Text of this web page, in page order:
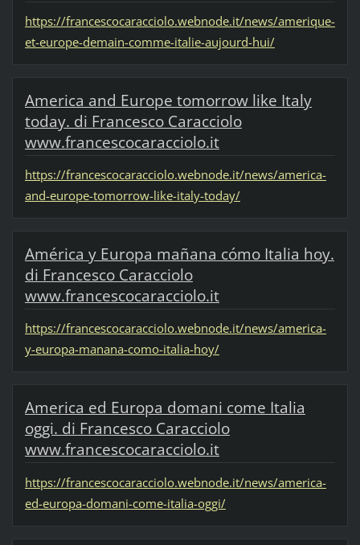
https://francescocaracciolo.webnode.it/news/amerique-
et-europe-demain-comme-italie-aujourd-hui/
America and Europe tomorrow like Italy
today. di Francesco Caracciolo
www.francescocaracciolo.it
https://francescocaracciolo.webnode.it/news/america-
and-europe-tomorrow-like-italy-today/
América y Europa mañana cómo Italia hoy.
di Francesco Caracciolo
www.francescocaracciolo.it
https://francescocaracciolo.webnode.it/news/america-
y-europa-manana-como-italia-hoy/
America ed Europa domani come Italia
oggi. di Francesco Caracciolo
www.francescocaracciolo.it
https://francescocaracciolo.webnode.it/news/america-
ed-europa-domani-come-italia-oggi/